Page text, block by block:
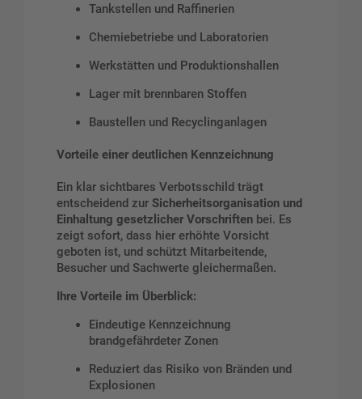
Tankstellen und Raffinerien
Chemiebetriebe und Laboratorien
Werkstätten und Produktionshallen
Lager mit brennbaren Stoffen
Baustellen und Recyclinganlagen
Vorteile einer deutlichen Kennzeichnung
Ein klar sichtbares Verbotsschild trägt
entscheidend zur Sicherheitsorganisation und
Einhaltung gesetzlicher Vorschriften bei. Es
zeigt sofort, dass hier erhöhte Vorsicht
geboten ist, und schützt Mitarbeitende,
Besucher und Sachwerte gleichermaßen.
Ihre Vorteile im Überblick:
Eindeutige Kennzeichnung
brandgefährdeter Zonen
Reduziert das Risiko von Bränden und
Explosionen